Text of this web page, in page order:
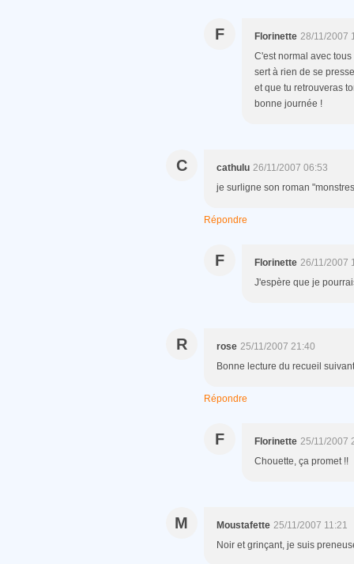
F Florinette 28/11/2007
C'est normal avec
sert à rien de se
et que tu retrouveras
bonne journée !
C cathulu 26/11/2007 06:53
je surligne son roman
Répondre
F Florinette 26/11/2007
J'espère que je
R rose 25/11/2007 21:40
Bonne lecture du recueil
Répondre
F Florinette 25/11/2007
Chouette, ça promet !!
M Moustafette 25/11/2007 11:21
Noir et grinçant, je suis